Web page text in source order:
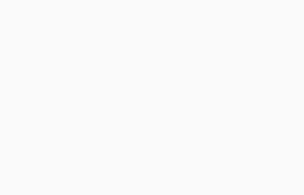
en boca" y el sabor pleno del